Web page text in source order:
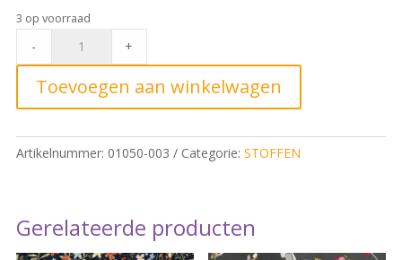
3 op voorraad
Black
*
quantity
- +
Toevoegen aan winkelwagen
Artikelnummer: 01050-003 Categorie: STOFFEN
Gerelateerde producten